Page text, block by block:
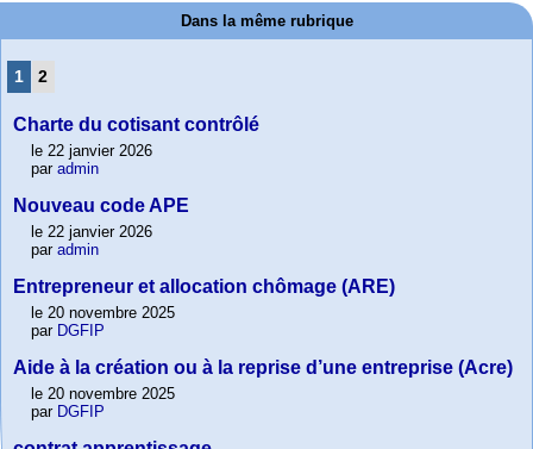
Dans la même rubrique
1 2
Charte du cotisant contrôlé
le 22 janvier 2026
par admin
Nouveau code APE
le 22 janvier 2026
par admin
Entrepreneur et allocation chômage (ARE)
le 20 novembre 2025
par DGFIP
Aide à la création ou à la reprise d’une entreprise (Acre)
le 20 novembre 2025
par DGFIP